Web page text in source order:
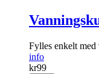
Fylles enkelt med
info
kr99